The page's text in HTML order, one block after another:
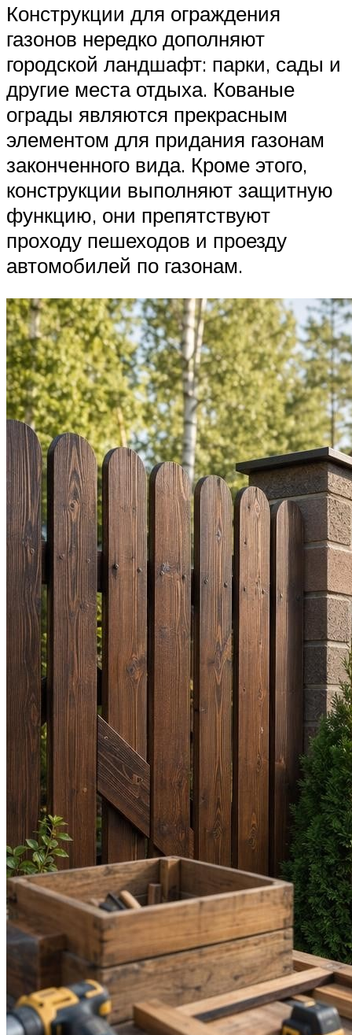
Конструкции для ограждения
газонов нередко дополняют
городской ландшафт: парки, сады и
другие места отдыха. Кованые
ограды являются прекрасным
элементом для придания газонам
законченного вида. Кроме этого,
конструкции выполняют защитную
функцию, они препятствуют
проходу пешеходов и проезду
автомобилей по газонам.